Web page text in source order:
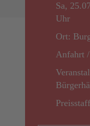
Sa,
Uhr
Ort:
Anfahrt